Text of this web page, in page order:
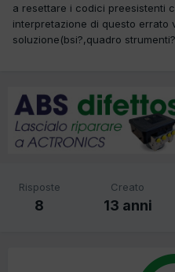
a resettare i codici preesistenti
interpretazione di questo errato
soluzione(bsi?,quadro
Risposte
8
Creato
13 anni